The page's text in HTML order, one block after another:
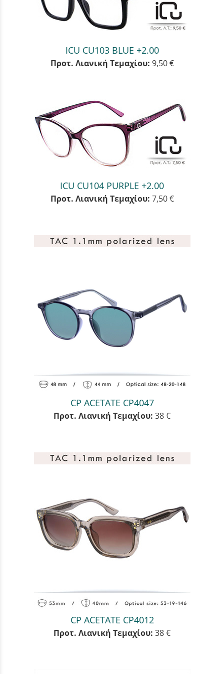
ICU CU103 BLUE +2.00
Προτ. Λιανική Τεμαχίου: 9,50 €
ICU CU104 PURPLE +2.00
Προτ. Λιανική Τεμαχίου: 7,50 €
CP ACETATE CP4047
Προτ. Λιανική Τεμαχίου: 38 €
CP ACETATE CP4012
Προτ. Λιανική Τεμαχίου: 38 €